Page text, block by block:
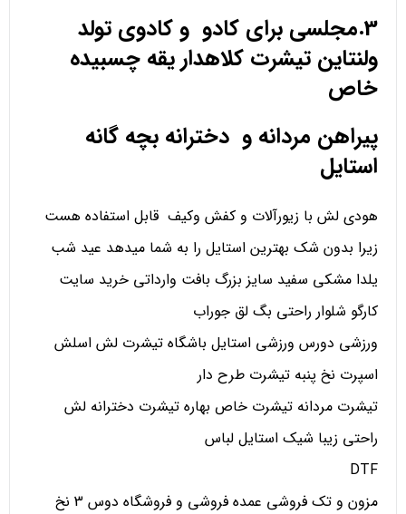
3.مجلسی برای کادو و کادوی تولد
ولنتاین تیشرت کلاهدار یقه چسبیده
خاص
پیراهن مردانه و دخترانه بچه گانه
استایل
هودی لش با زیورآلات و کفش وکیف قابل استفاده هست
زیرا بدون شک بهترین استایل را به شما میدهد عید شب
یلدا مشکی سفید سایز بزرگ بافت وارداتی خرید سایت
کارگو شلوار راحتی بگ لق جوراب
ورزشی دورس ورزشی استایل باشگاه تیشرت لش اسلش
اسپرت نخ پنبه تیشرت طرح دار
تیشرت مردانه تیشرت خاص بهاره تیشرت دخترانه لش
راحتی زیبا شیک استایل لباس
DTF
مزون و تک فروشی عمده فروشی و فروشگاه دوس 3 نخ